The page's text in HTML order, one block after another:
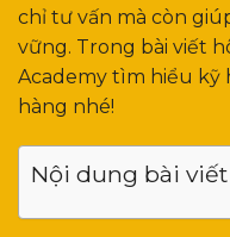
chỉ tư vấn mà còn
vững. Trong bài viết
Academy tìm hiểu kỹ
hàng nhé!
Nội dung bài viết